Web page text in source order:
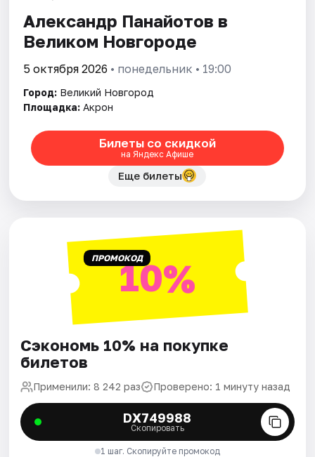
Площадки
Артисты
Рейтинги
Александр Панайотов в
Великом Новгороде
5 октября 2026 • понедельник • 19:00
Город: Великий Новгород
Площадка: Акрон
Билеты со скидкой
на Яндекс Афише
Еще билеты
ПРОМОКОД10%
Сэкономь 10% на покупке
билетов
Применили: 8 242 раз Проверено: 1 минуту назад
DX749988
Скопировать
1 шаг. Скопируйте промокод